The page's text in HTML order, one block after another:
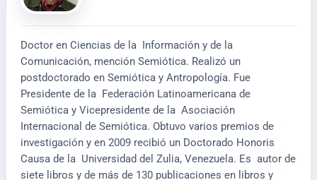
Doctor en Ciencias de la Información y de la
Comunicación, mención Semiótica. Realizó un
postdoctorado en Semiótica y Antropología. Fue
Presidente de la Federación Latinoamericana de
Semiótica y Vicepresidente de la Asociación
Internacional de Semiótica. Obtuvo varios premios de
investigación y en 2009 recibió un Doctorado Honoris
Causa de la Universidad del Zulia, Venezuela. Es autor de
siete libros y de más de 130 publicaciones en libros y